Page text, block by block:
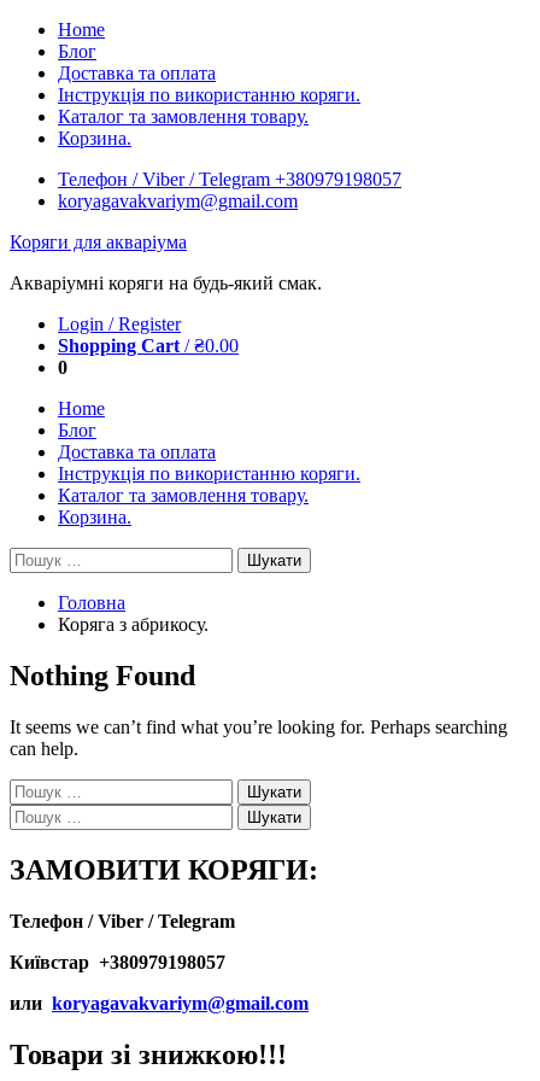
Skip
content
Home
Блог
Доставка та оплата
Інструкція по використанню коряги.
Каталог та замовлення товару.
Корзина.
Телефон / Viber / Telegram +380979198057
koryagavakvariym@gmail.com
Коряги для акваріума
Акваріумні коряги на будь-який смак.
Login / Register
Shopping Cart /₴0.00
0
Home
Блог
Доставка та оплата
Інструкція по використанню коряги.
Каталог та замовлення товару.
Корзина.
Пошук:
Головна
Коряга з абрикосу.
Nothing Found
It seems we can’t find what you’re looking for. Perhaps searching
can help.
Пошук:
Пошук:
ЗАМОВИТИ КОРЯГИ:
Телефон / Viber / Telegram
Київстар +380979198057
или koryagavakvariym@gmail.com
Товари зі знижкою!!!